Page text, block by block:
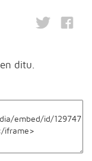
ditu.